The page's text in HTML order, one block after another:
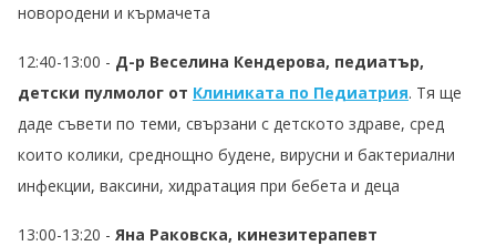
новородени и кърмачета
12:40-13:00 - Д-р Веселина Кендерова, педиатър,
детски пулмолог от Клиниката по Педиатрия. Тя ще
даде съвети по теми, свързани с детското здраве, сред
които колики, среднощно будене, вирусни и бактериални
инфекции, ваксини, хидратация при бебета и деца
13:00-13:20 - Яна Раковска, кинезитерапевт